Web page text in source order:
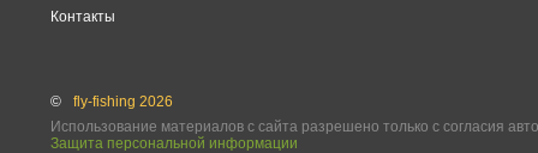
Контакты
©
fly-fishing 2026
Использование материалов с сайта разрешено только с согласия
Защита персональной информации